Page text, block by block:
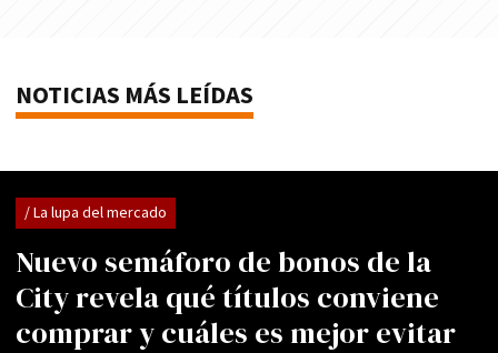
NOTICIAS MÁS LEÍDAS
Nuevo semáforo de bonos de la
City revela qué títulos conviene
comprar y cuáles es mejor evitar
/ La lupa del mercado